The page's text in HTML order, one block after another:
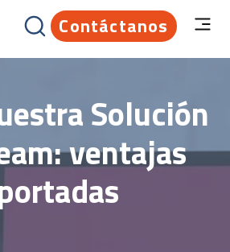
Contáctanos
Solución
ventajas